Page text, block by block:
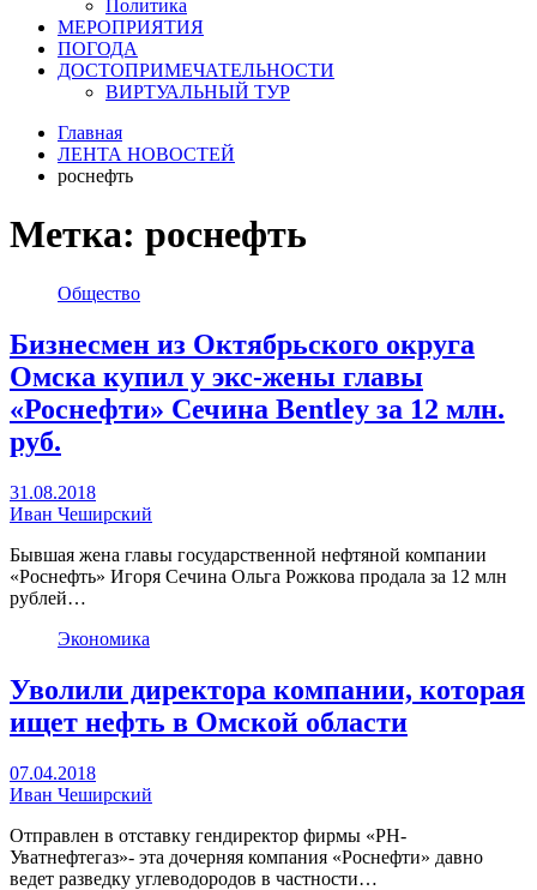
Политика
МЕРОПРИЯТИЯ
ПОГОДА
ДОСТОПРИМЕЧАТЕЛЬНОСТИ
ВИРТУАЛЬНЫЙ ТУР
Главная
ЛЕНТА НОВОСТЕЙ
роснефть
Метка: роснефть
Общество
Бизнесмен из Октябрьского округа
Омска купил у экс-жены главы
«Роснефти» Сечина Bentley за 12 млн.
руб.
31.08.2018
Иван Чеширский
Бывшая жена главы государственной нефтяной компании
«Роснефть» Игоря Сечина Ольга Рожкова продала за 12 млн
рублей…
Экономика
Уволили директора компании, которая
ищет нефть в Омской области
07.04.2018
Иван Чеширский
Отправлен в отставку гендиректор фирмы «РН-
Уватнефтегаз»- эта дочерняя компания «Роснефти» давно
ведет разведку углеводородов в частности…